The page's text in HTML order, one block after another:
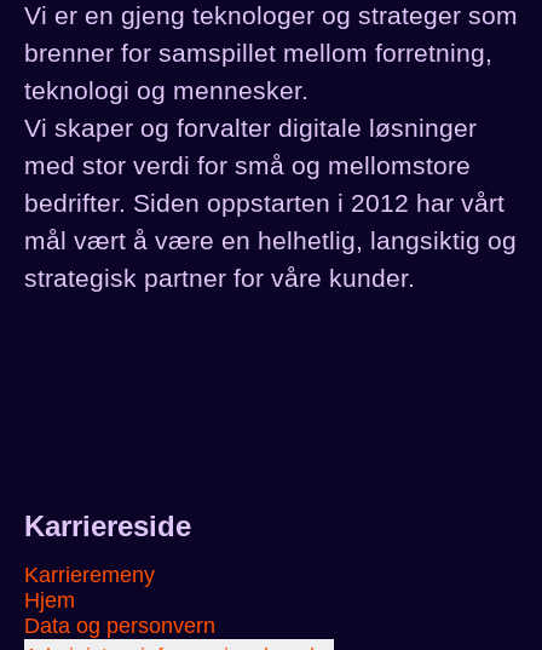
Vi er en gjeng teknologer og strateger som
brenner for samspillet mellom forretning,
teknologi og mennesker.
Vi skaper og forvalter digitale løsninger
med stor verdi for små og mellomstore
bedrifter. Siden oppstarten i 2012 har vårt
mål vært å være en helhetlig, langsiktig og
strategisk partner for våre kunder.
Karriereside
Karrieremeny
Hjem
Data og personvern